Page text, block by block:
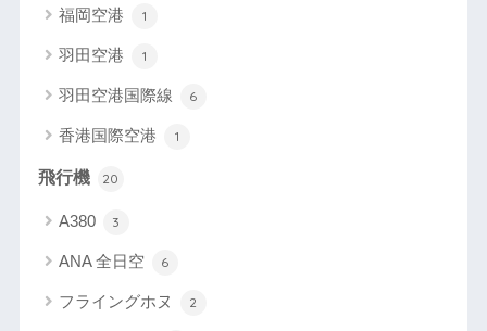
福岡空港 1
羽田空港 1
羽田空港国際線 6
香港国際空港 1
飛行機 20
A380 3
ANA 全日空 6
フライングホヌ 2